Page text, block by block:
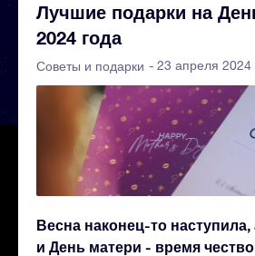
Лучшие подарки на
2024 года
Советы и подарки - 23 апреля 2024
Весна наконец-то наступила,
и День матери - время